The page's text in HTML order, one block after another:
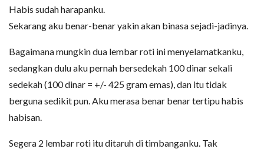
Habis sudah harapanku.
Sekarang aku benar-benar yakin akan binasa sejadi-jadinya.
Bagaimana mungkin dua lembar roti ini menyelamatkanku,
sedangkan dulu aku pernah bersedekah 100 dinar sekali
sedekah (100 dinar = +/- 425 gram emas), dan itu tidak
berguna sedikit pun. Aku merasa benar benar tertipu habis
habisan.
Segera 2 lembar roti itu ditaruh di timbanganku. Tak